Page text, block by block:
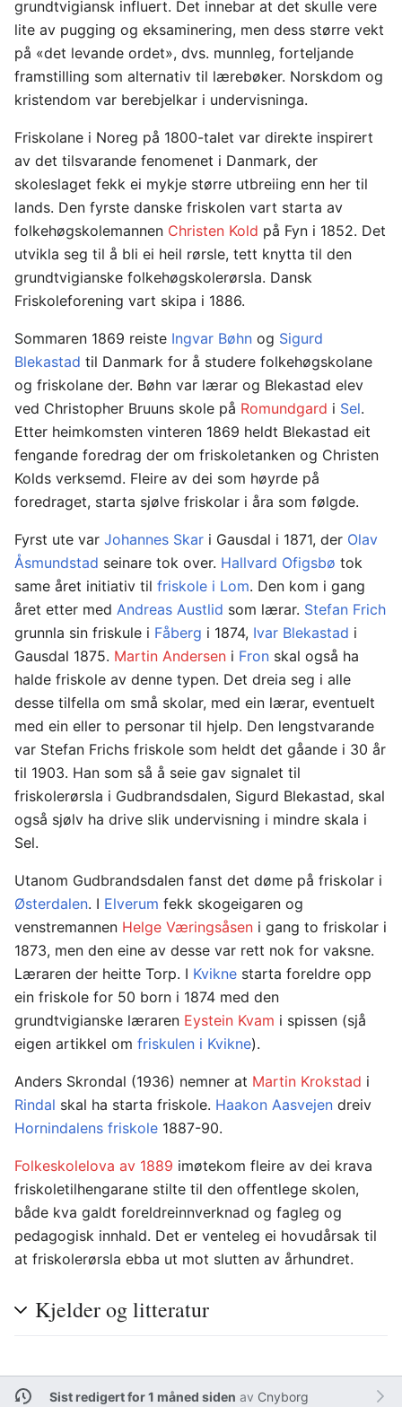
grundtvigiansk influert. Det innebar at det skulle vere
lite av pugging og eksaminering, men dess større vekt
på «det levande ordet», dvs. munnleg, forteljande
framstilling som alternativ til lærebøker. Norskdom og
kristendom var berebjelkar i undervisninga.
Friskolane i Noreg på 1800-talet var direkte inspirert
av det tilsvarande fenomenet i Danmark, der
skoleslaget fekk ei mykje større utbreiing enn her til
lands. Den fyrste danske friskolen vart starta av
folkehøgskolemannen Christen Kold på Fyn i 1852. Det
utvikla seg til å bli ei heil rørsle, tett knytta til den
grundtvigianske folkehøgskolerørsla. Dansk
Friskoleforening vart skipa i 1886.
Sommaren 1869 reiste Ingvar Bøhn og Sigurd
Blekastad til Danmark for å studere folkehøgskolane
og friskolane der. Bøhn var lærar og Blekastad elev
ved Christopher Bruuns skole på Romundgard i Sel.
Etter heimkomsten vinteren 1869 heldt Blekastad eit
fengande foredrag der om friskoletanken og Christen
Kolds verksemd. Fleire av dei som høyrde på
foredraget, starta sjølve friskolar i åra som følgde.
Fyrst ute var Johannes Skar i Gausdal i 1871, der Olav
Åsmundstad seinare tok over. Hallvard Ofigsbø tok
same året initiativ til friskole i Lom. Den kom i gang
året etter med Andreas Austlid som lærar. Stefan Frich
grunnla sin friskule i Fåberg i 1874, Ivar Blekastad i
Gausdal 1875. Martin Andersen i Fron skal også ha
halde friskole av denne typen. Det dreia seg i alle
desse tilfella om små skolar, med ein lærar, eventuelt
med ein eller to personar til hjelp. Den lengstvarande
var Stefan Frichs friskole som heldt det gåande i 30 år
til 1903. Han som så å seie gav signalet til
friskolerørsla i Gudbrandsdalen, Sigurd Blekastad, skal
også sjølv ha drive slik undervisning i mindre skala i
Sel.
Utanom Gudbrandsdalen fanst det døme på friskolar i
Østerdalen. I Elverum fekk skogeigaren og
venstremannen Helge Væringsåsen i gang to friskolar i
1873, men den eine av desse var rett nok for vaksne.
Læraren der heitte Torp. I Kvikne starta foreldre opp
ein friskole for 50 born i 1874 med den
grundtvigianske læraren Eystein Kvam i spissen (sjå
eigen artikkel om friskulen i Kvikne).
Anders Skrondal (1936) nemner at Martin Krokstad i
Rindal skal ha starta friskole. Haakon Aasvejen dreiv
Hornindalens friskole 1887-90.
Folkeskolelova av 1889 imøtekom fleire av dei krava
friskoletilhengarane stilte til den offentlege skolen,
både kva galdt foreldreinnverknad og fagleg og
pedagogisk innhald. Det er venteleg ei hovudårsak til
at friskolerørsla ebba ut mot slutten av århundret.
Kjelder og litteratur
Sist redigert for 1 måned siden av Cnyborg